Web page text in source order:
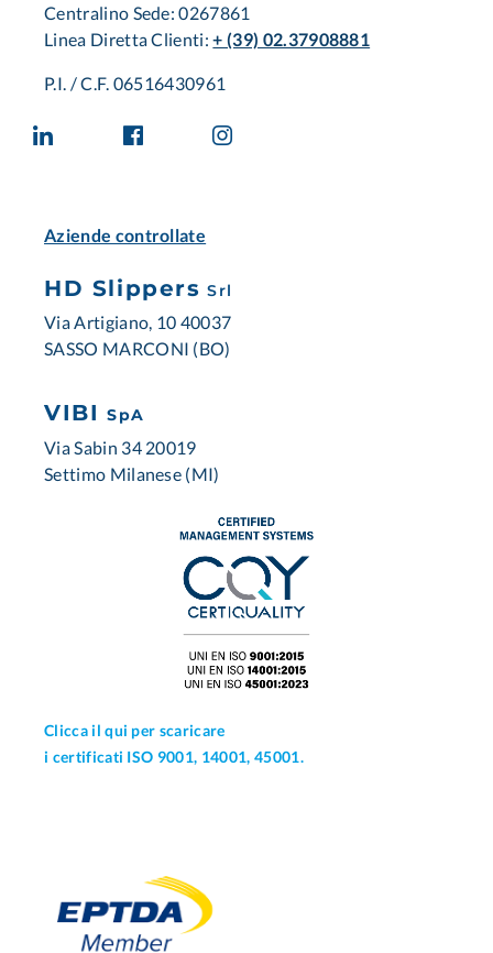
Centralino Sede: 0267861
Linea Diretta Clienti:+ (39) 02.37908881
P.I. / C.F. 06516430961
Aziende controllate
HD Slippers Srl
Via Artigiano, 10 40037
SASSO MARCONI (BO)
VIBI SpA
Via Sabin 34 20019
Settimo Milanese (MI)
Clicca il qui per scaricare
i certificati ISO 9001, 14001, 45001.